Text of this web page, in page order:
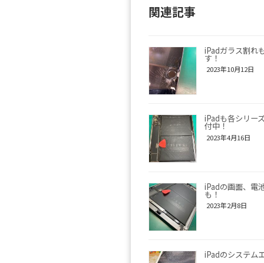
関連記事
iPadガラス割れ
す！
2023年10月12日
iPadも各シリー
付中！
2023年4月16日
iPadの画面、電
も！
2023年2月8日
iPadのシステム